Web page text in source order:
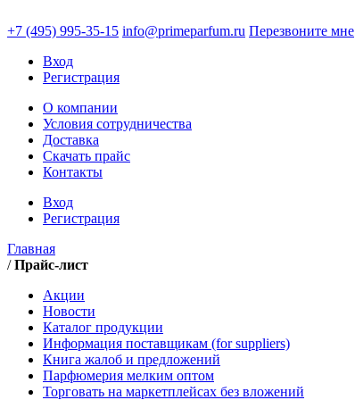
+7 (495) 995-35-15 info@primeparfum.ru Перезвоните мне
Вход
Регистрация
О компании
Условия сотрудничества
Доставка
Скачать прайс
Контакты
Вход
Регистрация
Главная
/Прайс-лист
Акции
Новости
Каталог продукции
Информация поставщикам (for suppliers)
Книга жалоб и предложений
Парфюмерия мелким оптом
Торговать на маркетплейсах без вложений